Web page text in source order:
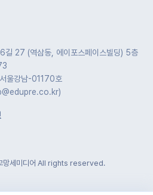
27 (역삼동, 에이포스페이스빌딩) 5층
울강남-01170호
세미디어 All rights reserved.